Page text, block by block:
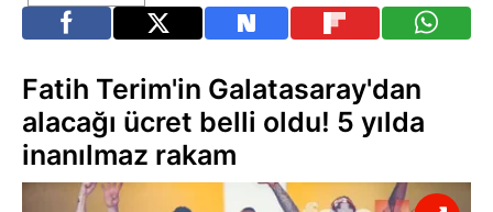
Fatih Terim'in Galatasaray'dan
alacağı ücret belli oldu! 5 yılda
inanılmaz rakam